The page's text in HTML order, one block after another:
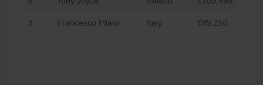
9 Francesco Pilato Italy €85,250